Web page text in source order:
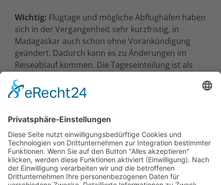
Wichtig: Flugtage und mögliche Abflughäfen haben
sich in der Vergangenheit sehr kurzfristig, in
Madagaskar auch schon ohne Vorankündigung
geändert. Dadurch kann es zu Änderungen im
Reiseablauf kommen. Die Tageseinteilung ist als
minutiös eingehalten werden. Ihre Reise ist trotz
voraussehender Planung ein Abenteuer und es
Überraschung geben, die so nicht im Programm
steht.